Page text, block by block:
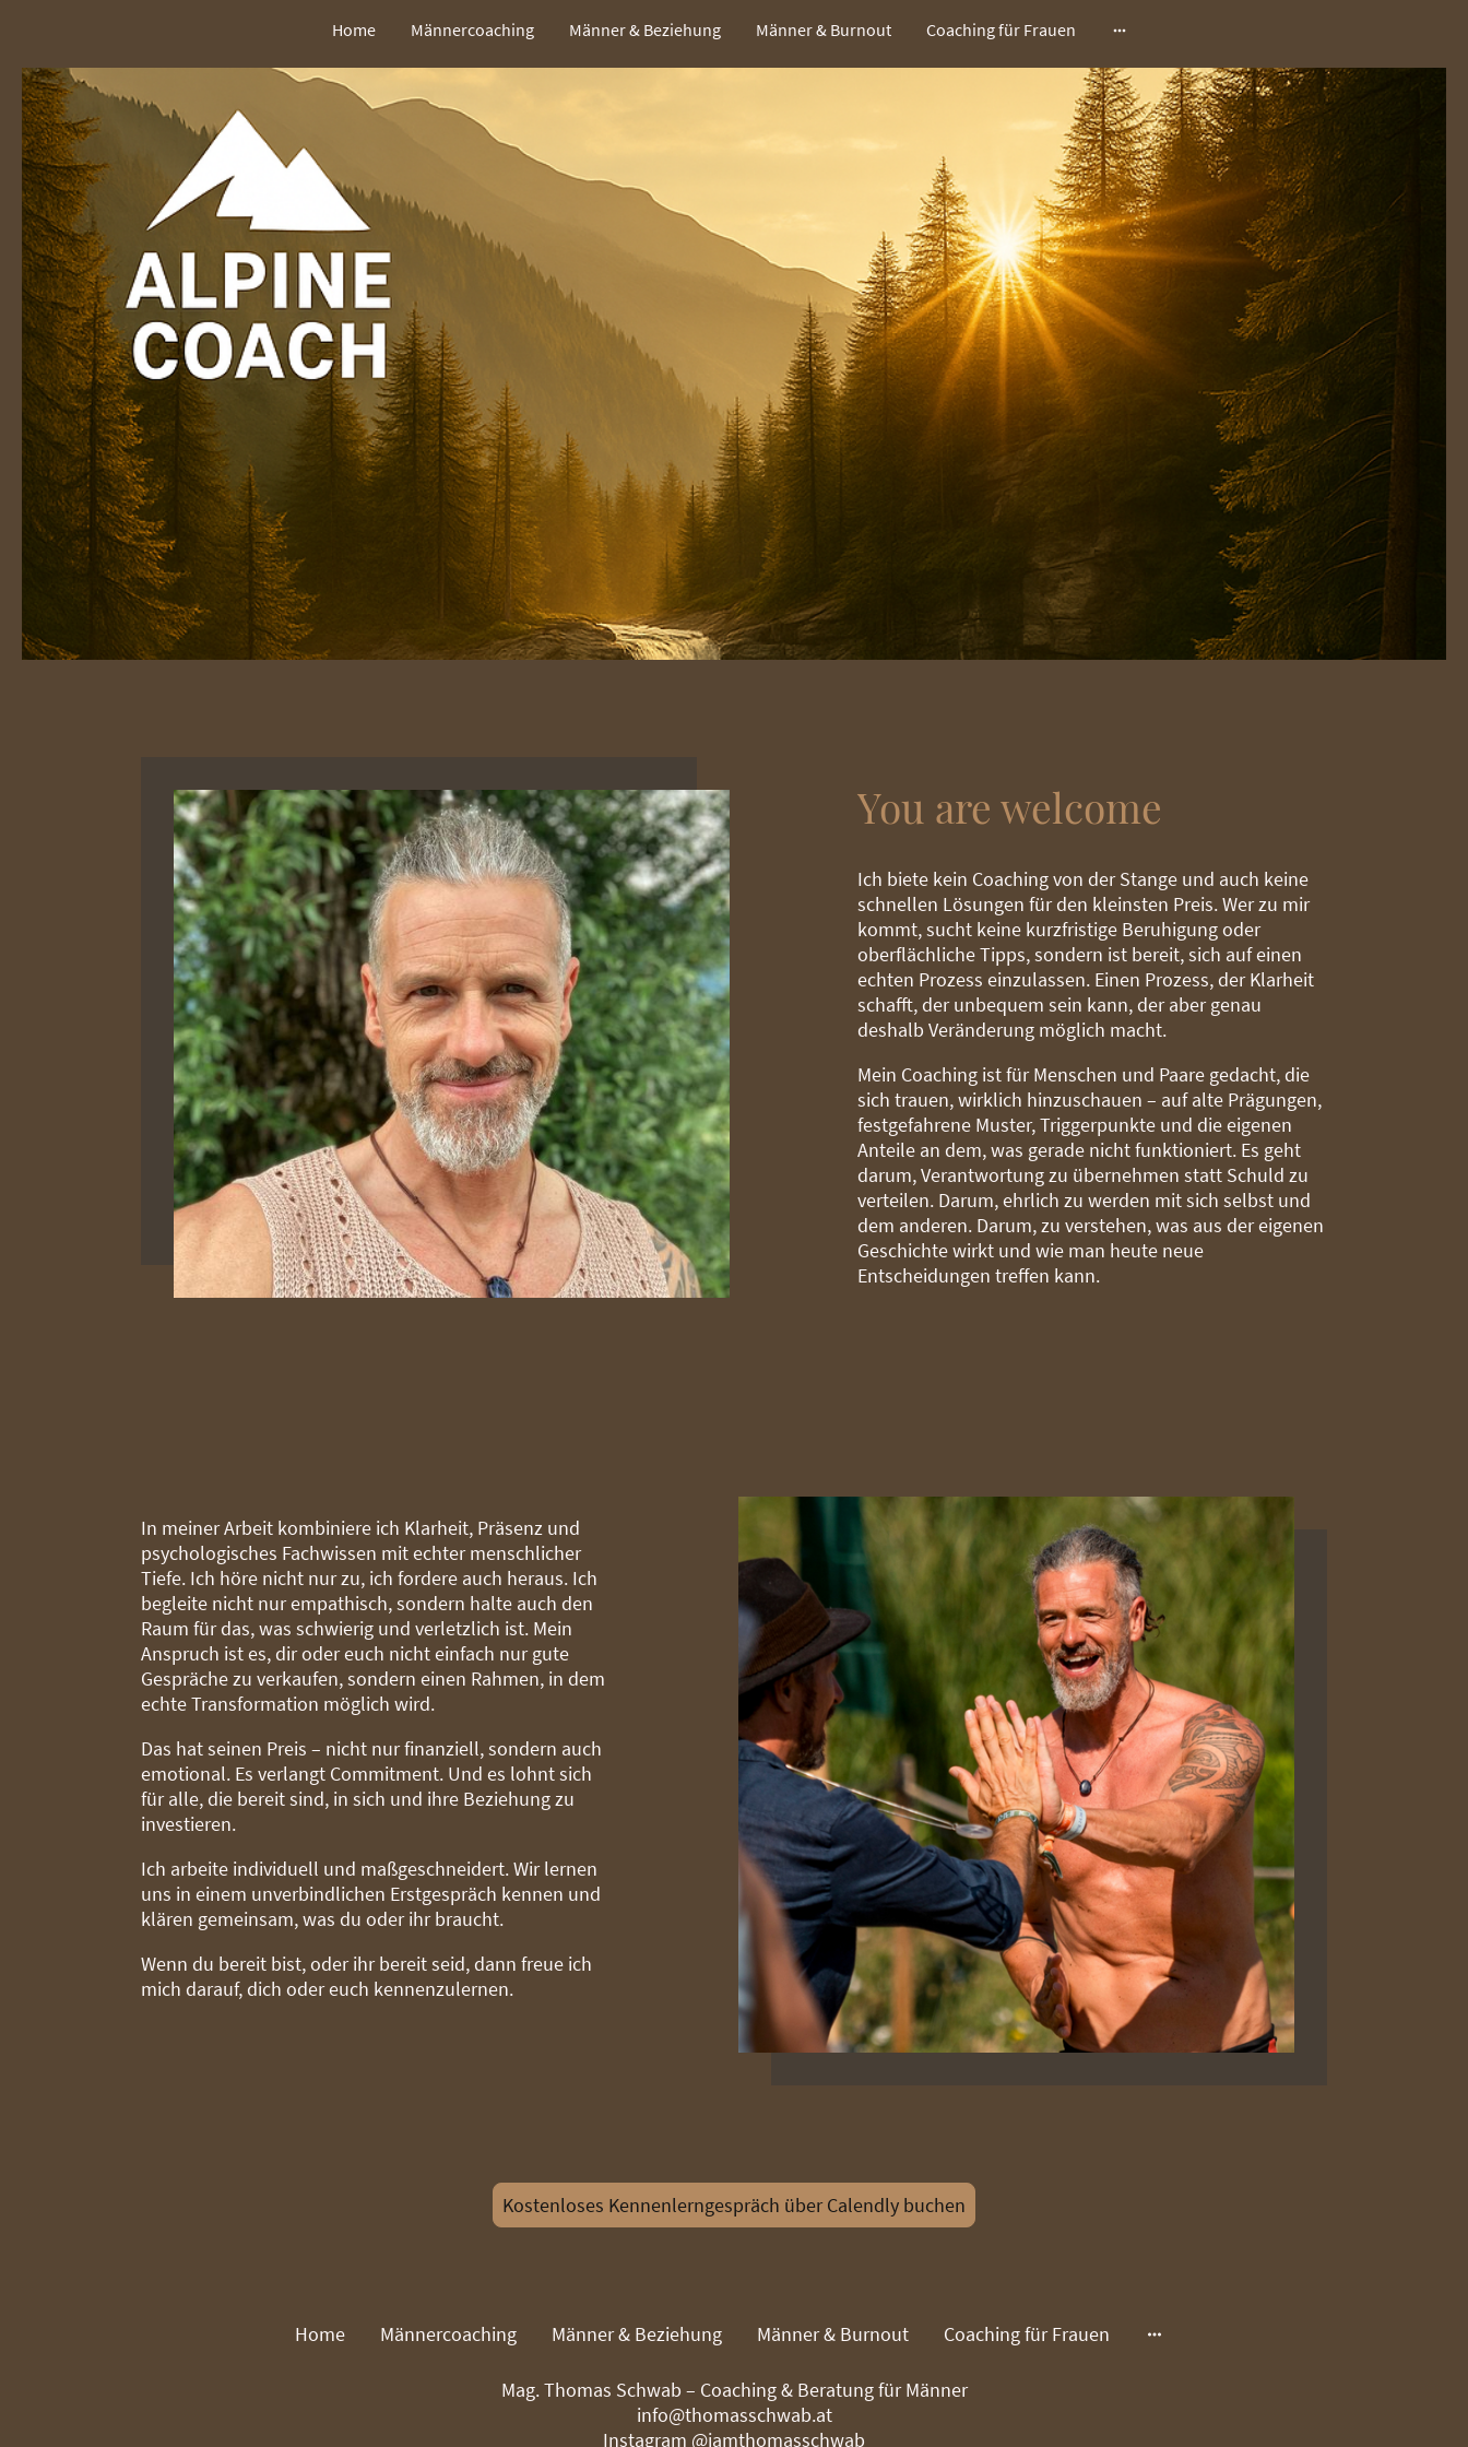
Home Männercoaching Männer & Beziehung Männer & Burnout Coaching für Frauen
You are welcome
Ich biete kein Coaching von der Stange und auch keine
schnellen Lösungen für den kleinsten Preis. Wer zu mir
kommt, sucht keine kurzfristige Beruhigung oder
oberflächliche Tipps, sondern ist bereit, sich auf einen
echten Prozess einzulassen. Einen Prozess, der Klarheit
schafft, der unbequem sein kann, der aber genau
deshalb Veränderung möglich macht.
Mein Coaching ist für Menschen und Paare gedacht, die
sich trauen, wirklich hinzuschauen – auf alte Prägungen,
festgefahrene Muster, Triggerpunkte und die eigenen
Anteile an dem, was gerade nicht funktioniert. Es geht
darum, Verantwortung zu übernehmen statt Schuld zu
verteilen. Darum, ehrlich zu werden mit sich selbst und
dem anderen. Darum, zu verstehen, was aus der eigenen
Geschichte wirkt und wie man heute neue
Entscheidungen treffen kann.
In meiner Arbeit kombiniere ich Klarheit, Präsenz und
psychologisches Fachwissen mit echter menschlicher
Tiefe. Ich höre nicht nur zu, ich fordere auch heraus. Ich
begleite nicht nur empathisch, sondern halte auch den
Raum für das, was schwierig und verletzlich ist. Mein
Anspruch ist es, dir oder euch nicht einfach nur gute
Gespräche zu verkaufen, sondern einen Rahmen, in dem
echte Transformation möglich wird.
Das hat seinen Preis – nicht nur finanziell, sondern auch
emotional. Es verlangt Commitment. Und es lohnt sich
für alle, die bereit sind, in sich und ihre Beziehung zu
investieren.
Ich arbeite individuell und maßgeschneidert. Wir lernen
uns in einem unverbindlichen Erstgespräch kennen und
klären gemeinsam, was du oder ihr braucht.
Wenn du bereit bist, oder ihr bereit seid, dann freue ich
mich darauf, dich oder euch kennenzulernen.
Kostenloses Kennenlerngespräch über Calendly buchen
Home Männercoaching Männer & Beziehung Männer & Burnout Coaching für Frauen
Mag. Thomas Schwab – Coaching & Beratung für Männer
info@thomasschwab.at
Instagram @iamthomasschwab